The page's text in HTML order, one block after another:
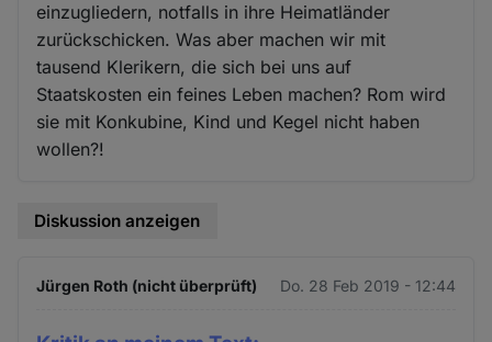
einzugliedern, notfalls in ihre Heimatländer
zurückschicken. Was aber machen wir mit
tausend Klerikern, die sich bei uns auf
Staatskosten ein feines Leben machen? Rom wird
sie mit Konkubine, Kind und Kegel nicht haben
wollen?!
Diskussion anzeigen
Jürgen Roth (nicht überprüft) Do. 28 Feb 2019 - 12:44